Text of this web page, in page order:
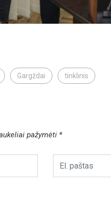
Gargždai tinklinis
pažymėti *